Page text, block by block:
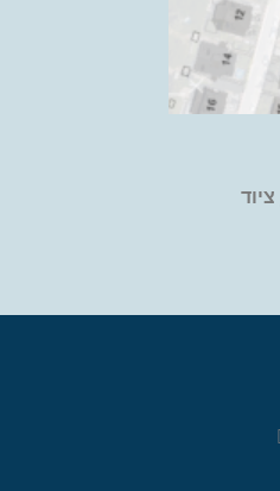
ציוד